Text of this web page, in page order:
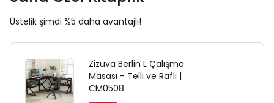
Üstelik şimdi %5 daha avantajlı!
Zizuva Berlin L Çalışma
Masası - Telli ve Raflı |
CM0508